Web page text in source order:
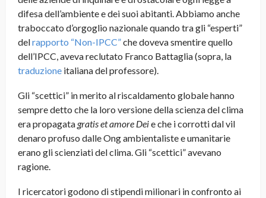
difesa dell’ambiente e dei suoi abitanti. Abbiamo anche
traboccato d’orgoglio nazionale quando tra gli “esperti”
delrapporto “Non-IPCC”che doveva smentire quello
dell’IPCC, aveva reclutato Franco Battaglia (sopra, la
traduzione italiana del professore).
Gli “scettici” in merito al riscaldamento globale hanno
sempre detto che la loro versione della scienza del clima
era propagatagratis et amore Deie che i corrotti dal vil
denaro profuso dalle Ong ambientaliste e umanitarie
erano gli scienziati del clima. Gli “scettici” avevano
ragione.
I ricercatori godono di stipendi milionari in confronto ai